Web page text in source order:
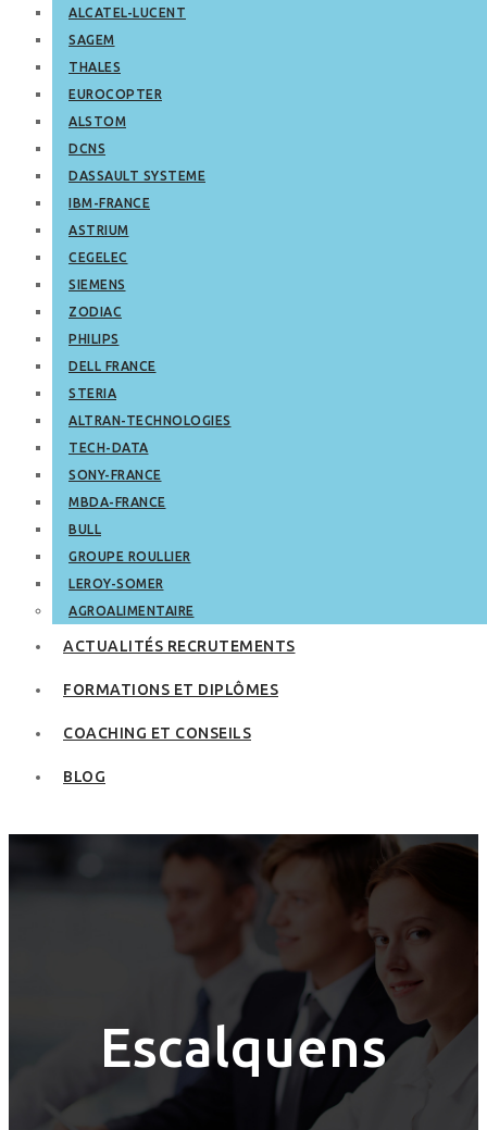
ALCATEL-LUCENT
SAGEM
THALES
EUROCOPTER
ALSTOM
DCNS
DASSAULT SYSTEME
IBM-FRANCE
ASTRIUM
CEGELEC
SIEMENS
ZODIAC
PHILIPS
DELL FRANCE
STERIA
ALTRAN-TECHNOLOGIES
TECH-DATA
SONY-FRANCE
MBDA-FRANCE
BULL
GROUPE ROULLIER
LEROY-SOMER
AGROALIMENTAIRE
ACTUALITÉS RECRUTEMENTS
FORMATIONS ET DIPLÔMES
COACHING ET CONSEILS
BLOG
Escalquens